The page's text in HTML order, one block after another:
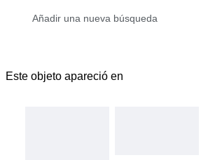
Este objeto apareció en